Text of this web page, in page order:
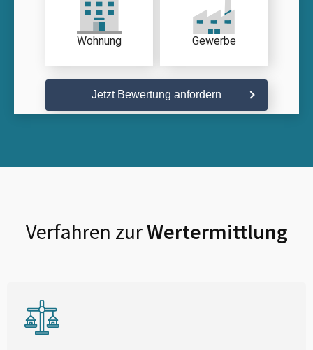
Wohnung Gewerbe
Jetzt Bewertung anfordern
Verfahren zurWertermittlung